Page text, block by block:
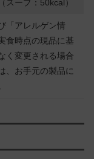
ープ：50kcal）
「アレルゲン情
食時点の現品に基
く変更される場合
、お手元の製品に